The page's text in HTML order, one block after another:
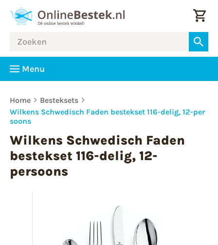
Menu
Home
Besteksets
Wilkens Schwedisch Faden bestekset 116-delig, 12-per
soons
Wilkens Schwedisch Faden
bestekset 116-delig, 12-
persoons